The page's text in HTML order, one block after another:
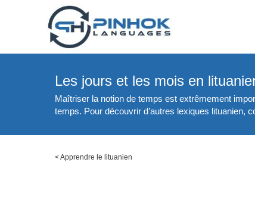
Les jours et les mois en
Maîtriser la notion de temps est extrêmement
temps. Pour découvrir d’autres lexiques lituanien,
<Apprendre le lituanien